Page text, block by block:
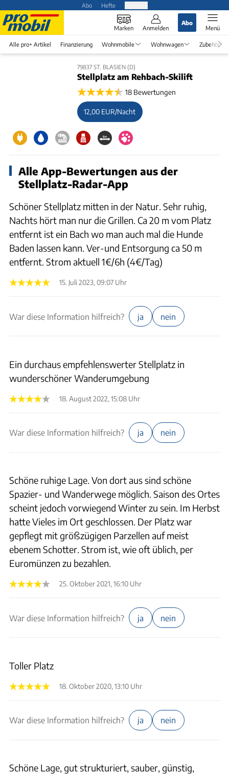
Abo Hefte
Marken Anmelden
Abo
Menü
Alle pro+ Artikel Finanzierung Wohnmobile Wohnwagen Zubehör
79837 ST. BLASIEN (D)
Stellplatz am Rehbach-Skilift
18 Bewertungen
12,00 EUR/Nacht
Alle App-Bewertungen aus der
Stellplatz-Radar-App
Schöner Stellplatz mitten in der Natur. Sehr ruhig,
Nachts hört man nur die Grillen. Ca 20 m vom Platz
entfernt ist ein Bach wo man auch mal die Hunde
Baden lassen kann. Ver-und Entsorgung ca 50 m
entfernt. Strom aktuell 1€/6h (4€/Tag)
15. Juli 2023, 09:07 Uhr
War diese Information hilfreich? ja nein
Ein durchaus empfehlenswerter Stellplatz in
wunderschöner Wanderumgebung
18. August 2022, 15:08 Uhr
War diese Information hilfreich? ja nein
Schöne ruhige Lage. Von dort aus sind schöne
Spazier- und Wanderwege möglich. Saison des Ortes
scheint jedoch vorwiegend Winter zu sein. Im Herbst
hatte Vieles im Ort geschlossen. Der Platz war
gepflegt mit größzügigen Parzellen auf meist
ebenem Schotter. Strom ist, wie oft üblich, per
Euromünzen zu bezahlen.
25. Oktober 2021, 16:10 Uhr
War diese Information hilfreich? ja nein
Toller Platz
18. Oktober 2020, 13:10 Uhr
War diese Information hilfreich? ja nein
Schöne Lage, gut strukturiert, sauber, günstig,